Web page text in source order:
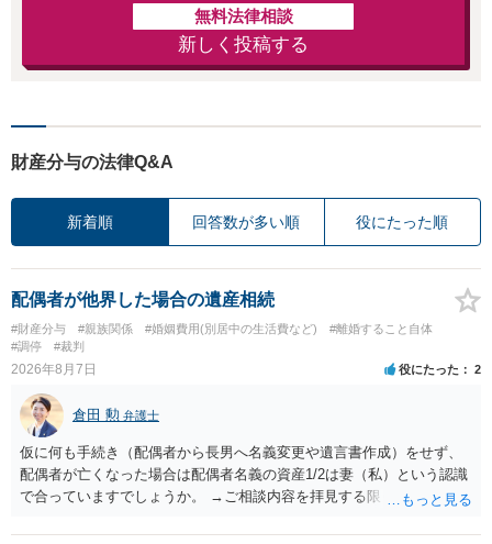
無料法律相談
新しく投稿する
財産分与の法律Q&A
新着順 回答数が多い順 役にたった順
配偶者が他界した場合の遺産相続
#財産分与 #親族関係 #婚姻費用(別居中の生活費など)
#離婚すること自体
#調停
#裁判
2026年8月7日 役にたった 2
倉田 勲 弁護士
仮に何も手続き（配偶者から長男へ名義変更や遺言書作成）をせず、
配偶者が亡くなった場合は配偶者名義の資産1/2は妻（私）という認識
で合っていますでしょうか。 →ご相談内容を拝見する限りでは、その
完全に所有する場合は、他の相続人に対して自宅の評価額の１/２の代